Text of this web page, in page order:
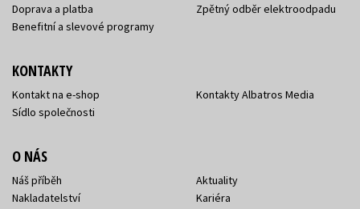
Doprava a platba
Benefitní a slevové programy
Zpětný odběr elektroodpadu
KONTAKTY
Kontakt na e-shop
Sídlo společnosti
Kontakty Albatros Media
O NÁS
Náš příběh
Nakladatelství
Aktuality
Kariéra